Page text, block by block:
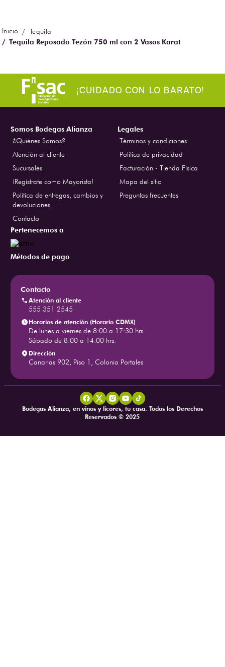
Tequila
Tequila Reposado Tezón 750 ml con 2 Vasos Karat
Somos Bodegas Alianza
¿Quiénes Somos?
Atención al cliente
Sucursales
¡Regístrate como Mayorista!
Politica de entregas, cambios y
devoluciones
Contacto
Legales
Términos y condiciones
Política de privacidad
Facturación - Tienda Física
Mapa del sitio
Preguntas frecuentes
Pertenecemos a
Métodos de pago
Contacto
Atención al cliente
555 351 2545
Horarios de atención (Horario CDMX)
De lunes a viernes de 8:00 a 17:30 hrs.
Sábado de 8:00 a 14:00 hrs.
Dirección
Canarias 902, Piso 1, Colonia Portales
Bodegas Alianza, en vinos y licores, tu casa. Todos los Derechos
Reservados © 2025